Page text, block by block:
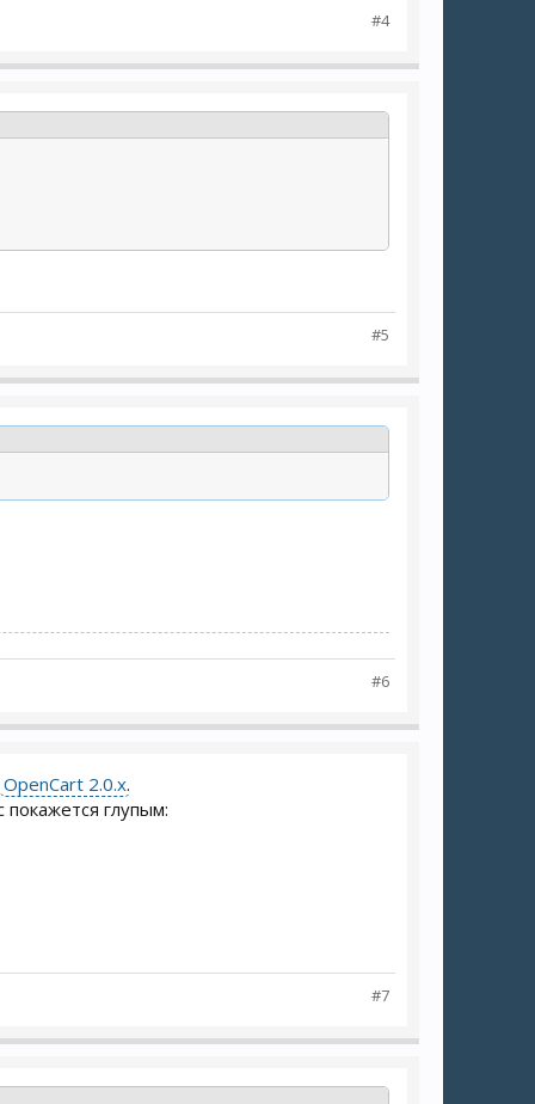
#4
#5
#6
OpenCart 2.0.x.
глупым:
#7